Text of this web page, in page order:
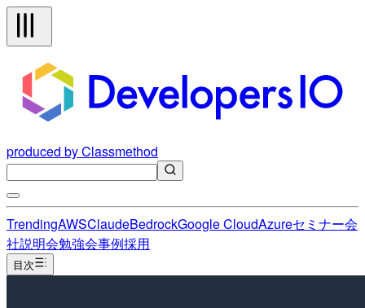
produced by Classmethod
TrendingAWSClaudeBedrockGoogle CloudAzureセミナー会
社説明会勉強会事例採用
目次